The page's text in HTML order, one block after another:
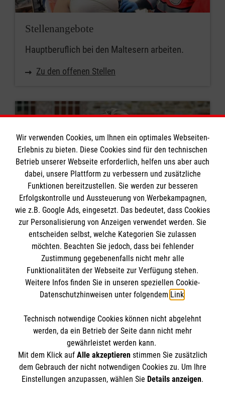
Stellenangebote
Hauptberuflich bei den Maltesern arbeiten.
Zu den offenen Stellen
Karriereportal
Berufseinstieg, Ausbildung und
Karriereperspektiven.
Mehr erfahren
Der Malteser Hilfsdienst e.V. ist als eingetragene
Wir verwenden Cookies, um Ihnen ein optimales Webseiten-
Erlebnis zu bieten. Diese Cookies sind für den technischen
Betrieb unserer Webseite erforderlich, helfen uns aber auch
dabei, unsere Plattform zu verbessern und zusätzliche
Funktionen bereitzustellen. Sie werden zur besseren
Erfolgskontrolle und Aussteuerung von Werbekampagnen,
wie z.B. Google Ads, eingesetzt. Das bedeutet, dass Cookies
zur Personalisierung von Anzeigen verwendet werden. Sie
entscheiden selbst, welche Kategorien Sie zulassen
möchten. Beachten Sie jedoch, dass bei fehlender
Zustimmung gegebenenfalls nicht mehr alle
Funktionalitäten der Webseite zur Verfügung stehen.
Weitere Infos finden Sie in unseren speziellen Cookie-
Datenschutzhinweisen unter folgendem Link.
Technisch notwendige Cookies können nicht abgelehnt
werden, da ein Betrieb der Seite dann nicht mehr
gewährleistet werden kann.
Mit dem Klick auf Alle akzeptierenstimmen Sie zusätzlich
dem Gebrauch der nicht notwendigen Cookies zu. Um Ihre
Einstellungen anzupassen, wählen Sie Details anzeigen.